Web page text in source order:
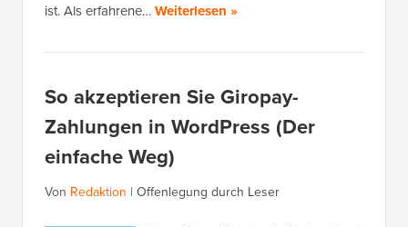
ist. Als erfahrene…Weiterlesen »
So akzeptieren Sie Giropay-
Zahlungen in WordPress (Der
einfache Weg)
Von Redaktion | Offenlegung durch Leser